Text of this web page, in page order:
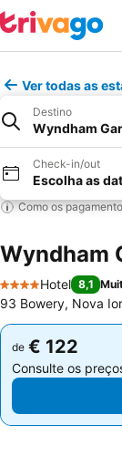
Ver todas as
Destino
Wyndham
Check-in/out
Escolha as
Como os
Wyndham
4 Estrelas
Hotel 8,1
93 Bowery, Nova
de € 122
Consulte os
de € 122
Consulte os